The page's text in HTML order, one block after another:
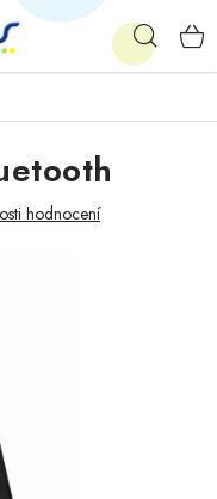
hodnocení